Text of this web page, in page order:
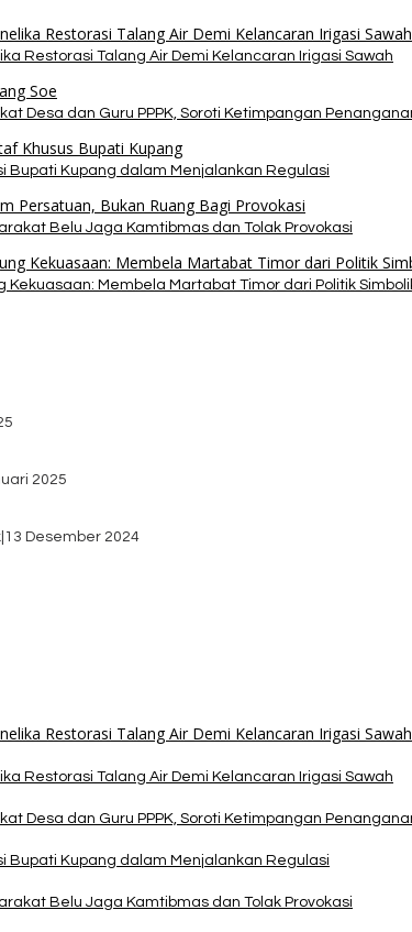
Restorasi Talang Air Demi Kelancaran Irigasi Sawah
Desa dan Guru PPPK, Soroti Ketimpangan
Bupati Kupang dalam Menjalankan Regulasi
Belu Jaga Kamtibmas dan Tolak Provokasi
Kekuasaan: Membela Martabat Timor dari Politik
2025
13 Desember 2024
Restorasi Talang Air Demi Kelancaran Irigasi Sawah
Desa dan Guru PPPK, Soroti Ketimpangan
Bupati Kupang dalam Menjalankan Regulasi
Belu Jaga Kamtibmas dan Tolak Provokasi